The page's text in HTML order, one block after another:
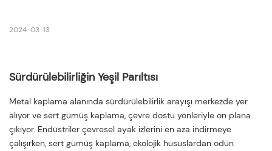
2024-03-13
Sürdürülebilirliğin Yeşil Parıltısı
Metal kaplama alanında sürdürülebilirlik arayışı merkezde yer
alıyor ve sert gümüş kaplama, çevre dostu yönleriyle ön plana
çıkıyor. Endüstriler çevresel ayak izlerini en aza indirmeye
çalışırken, sert gümüş kaplama, ekolojik hususlardan ödün